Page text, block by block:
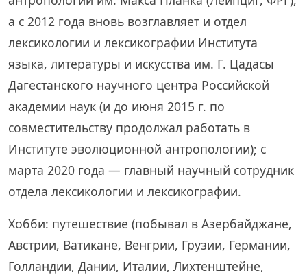
а с 2012 года вновь возглавляет и отдел
лексикологии и лексикографии Института
языка, литературы и искусства им. Г. Цадасы
Дагестанского научного центра Российской
академии наук (и до июня 2015 г. по
совместительству продолжал работать в
Институте эволюционной антропологии); с
марта 2020 года — главный научный сотрудник
отдела лексикологии и лексикографии.
Хобби: путешествие (побывал в Азербайджане,
Австрии, Ватикане, Венгрии, Грузии, Германии,
Голландии, Дании, Италии, Лихтенштейне,